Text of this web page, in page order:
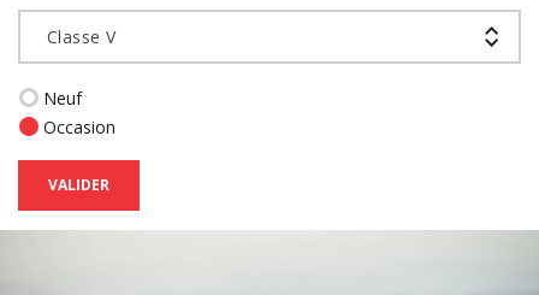
Classe V
Neuf
Occasion
VALIDER